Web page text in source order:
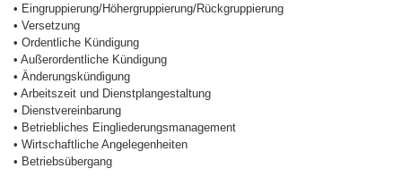
• Eingruppierung/Höhergruppierung/Rückgruppierung
• Versetzung
• Ordentliche Kündigung
• Außerordentliche Kündigung
• Änderungskündigung
• Arbeitszeit und Dienstplangestaltung
• Dienstvereinbarung
• Betriebliches Eingliederungsmanagement
• Wirtschaftliche Angelegenheiten
• Betriebsübergang